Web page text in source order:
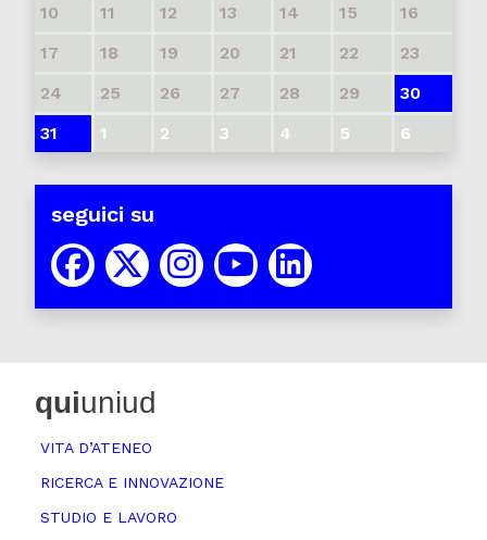
10
11 12 13 14 15
16
17
18 19 20 21 22
23
24
25 26 27 28 29
30
31
1 2 3 4 5 6
seguici su
quiuniud
VITA D’ATENEO
RICERCA E INNOVAZIONE
STUDIO E LAVORO